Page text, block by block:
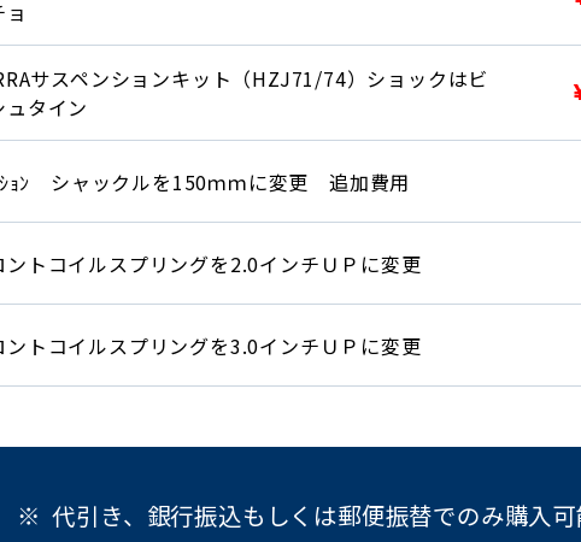
サスペンションキット（HZJ71/74）ショックはビ
ュタイン
ｮﾝ シャックルを150ｍｍに変更 追加費用
ントコイルスプリングを2.0インチＵＰに変更
ントコイルスプリングを3.0インチＵＰに変更
代引き、銀行振込もしくは郵便振替でのみ購入可